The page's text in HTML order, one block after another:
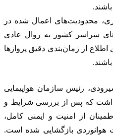
محدودیت‌های اعمال شده در
سراسر کشور به روال عادی
از زمان‌بندی دقیق پروازها
رئیس سازمان هواپیمایی
که پس از بررسی شرایط و
از امنیت و ایمنی کامل،
بازگشایی شده است.